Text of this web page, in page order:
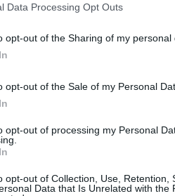
Data Processing Opt Outs
opt-out of the Sharing of my personal
opt-out of the Sale of my Personal
opt-out of processing my Personal
opt-out of Collection, Use, Retention,
Data that Is Unrelated with the
olika slag trots en del
centiliters flaska med
helt nytt format för glögg på
Det är en
lagt minst en månads total